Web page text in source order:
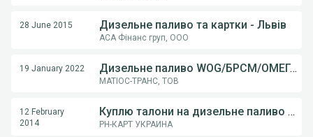
28 June 2015 Дизельне паливо та картки - Львів
АСА Фінанс груп, ООО
19 January 2022 Дизельне паливо WOG/БРСМ/ОМЕГА/ПРАЙМ
МАТІОС-ТРАНС, ТОВ
12 February
2014
Куплю талони на дизельне паливо ОККО, ЛУКОЙЛ, Shell, WOG
РН-КАРТ УКРАИНА